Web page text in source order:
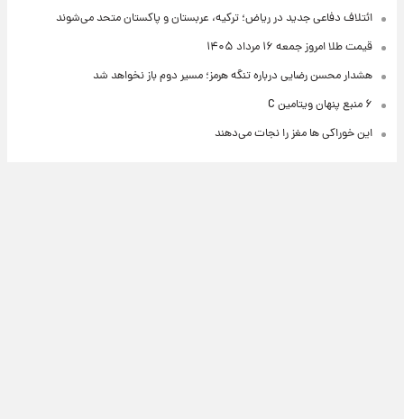
ائتلاف دفاعی جدید در ریاض؛ ترکیه، عربستان و پاکستان متحد می‌شوند
قیمت طلا امروز جمعه ۱۶ مرداد ۱۴۰۵
هشدار محسن رضایی درباره تنگه هرمز؛ مسیر دوم باز نخواهد شد
۶ منبع پنهان ویتامین C
این خوراکی ها مغز را نجات می‌دهند